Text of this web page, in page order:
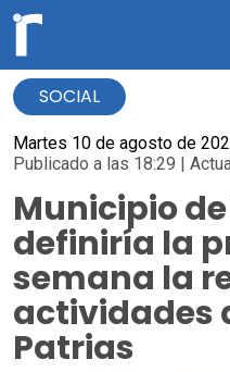
SOCIAL
Martes 10 de agosto de
Publicado a las 18:29 |
Municipio
definiría la
semana la
actividades
Patrias